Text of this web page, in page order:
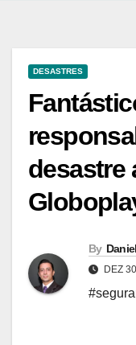
DESASTRES
desastre
By
DEZ